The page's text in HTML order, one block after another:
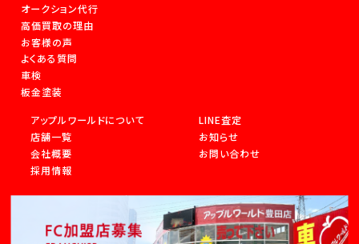
オークション代行
高価買取の理由
お客様の声
よくある質問
車検
板金塗装
アップルワールドについて
店舗一覧
会社概要
採用情報
LINE査定
お知らせ
お問い合わせ